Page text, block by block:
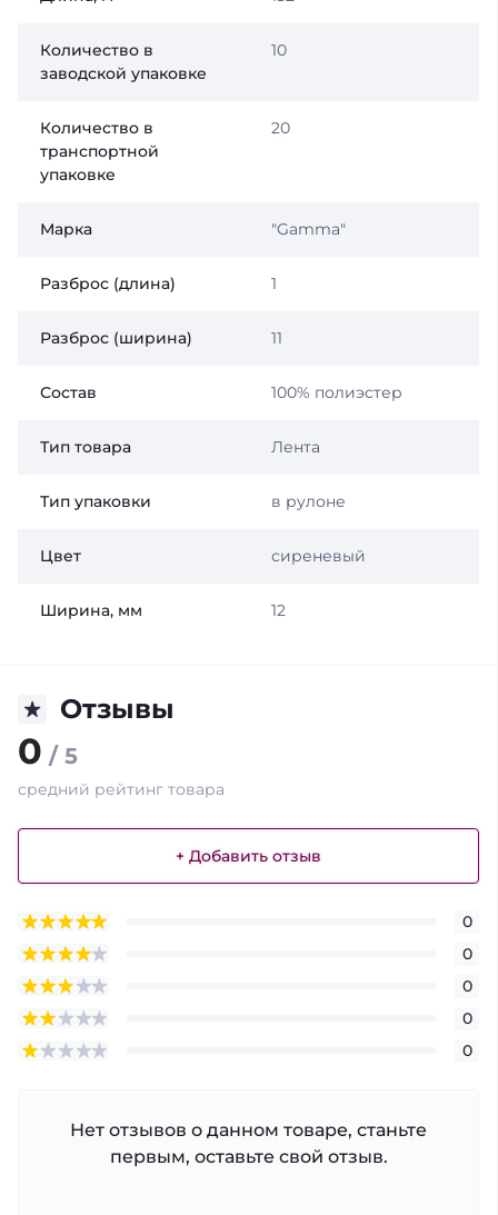
Количество в
заводской упаковке
10
Количество в
транспортной
упаковке
20
Марка "Gamma"
Разброс (длина) 1
Разброс (ширина) 11
Состав 100% полиэстер
Тип товара Лента
Тип упаковки в рулоне
Цвет сиреневый
Ширина, мм 12
Отзывы
0 / 5
средний рейтинг товара
+ Добавить отзыв
0
0
0
0
0
Нет отзывов о данном товаре, станьте
первым, оставьте свой отзыв.